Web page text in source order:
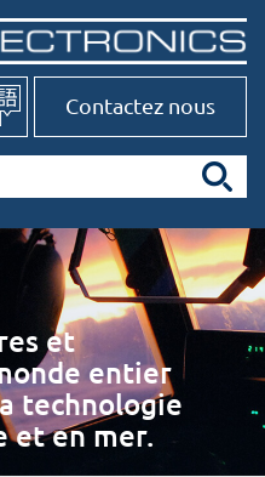
Contactez nous
et
entier
technologie
et en mer.